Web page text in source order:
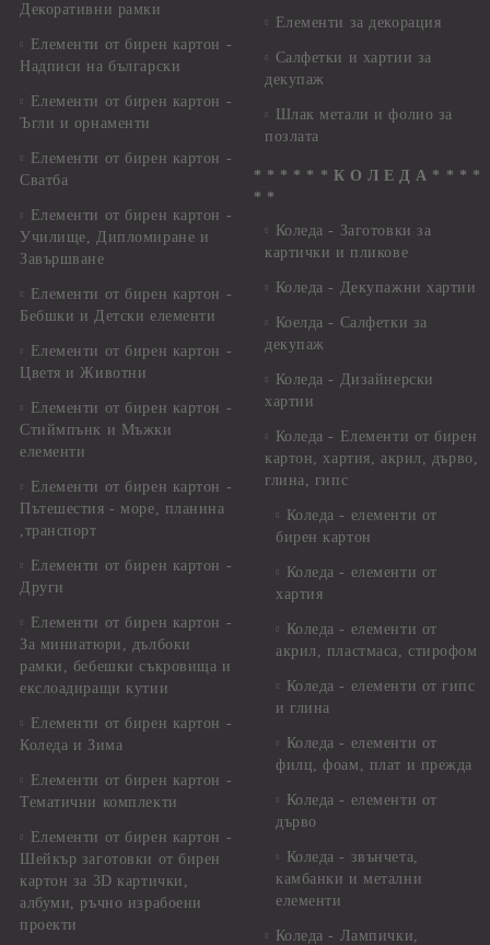
Декоративни рамки
Елементи от бирен картон -
Надписи на български
Елементи от бирен картон -
Ъгли и орнаменти
Елементи от бирен картон -
Сватба
Елементи от бирен картон -
Училище, Дипломиране и
Завършване
Елементи от бирен картон -
Бебшки и Детски елементи
Елементи от бирен картон -
Цветя и Животни
Елементи от бирен картон -
Стиймпънк и Мъжки
елементи
Елементи от бирен картон -
Пътешестия - море, планина
,транспорт
Елементи от бирен картон -
Други
Елементи от бирен картон -
За миниатюри, дълбоки
рамки, бебешки съкровища и
екслоадиращи кутии
Елементи от бирен картон -
Коледа и Зима
Елементи от бирен картон -
Тематични комплекти
Елементи от бирен картон -
Шейкър заготовки от бирен
картон за 3D картички,
албуми, ръчно израбоени
проекти
Елементи за декорация
Салфетки и хартии за
декупаж
Шлак метали и фолио за
позлата
* * * * * * К О Л Е Д А * * * *
* *
Коледа - Заготовки за
картички и пликове
Коледа - Декупажни хартии
Коелда - Салфетки за
декупаж
Коледа - Дизайнерски
хартии
Коледа - Eлементи от бирен
картон, хартия, акрил, дърво,
глина, гипс
Коледа - елементи от
бирен картон
Коледа - елементи от
хартия
Коледа - елементи от
акрил, пластмаса, стирофом
Коледа - елементи от гипс
и глина
Коледа - елементи от
филц, фоам, плат и прежда
Коледа - елементи от
дърво
Коледа - звънчета,
камбанки и метални
елементи
Коледа - Лампички,